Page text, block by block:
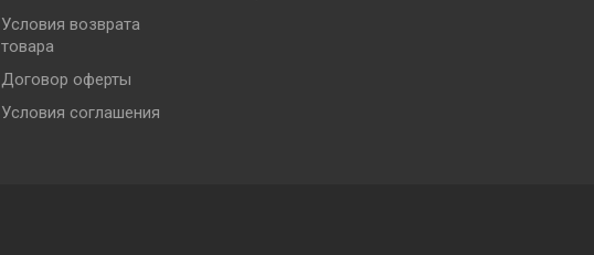
Условия возврата
товара
Договор оферты
Условия соглашения